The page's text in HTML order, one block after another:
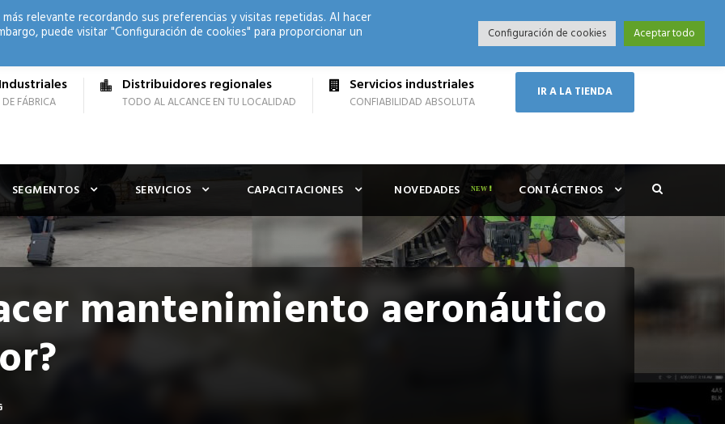
Modo Nocturno
FÁBRICA
Distribuidores regionales
TODO AL ALCANCE EN TU LOCALIDAD
Servicios industriales
CONFIABILIDAD ABSOLUTA
IR A LA TIENDA
SEGMENTOS SERVICIOS CAPACITACIONES NOVEDADES CONTÁCTENOS
mantenimiento aeronáutico
relevante recordando sus preferencias y visitas repetidas. Al hacer
puede visitar "Configuración de cookies" para proporcionar un Configuración de cookies Aceptar todo